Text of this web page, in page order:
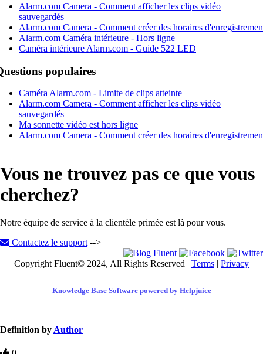
Alarm.com Camera - Comment afficher les clips vidéo
sauvegardés
Alarm.com Camera - Comment créer des horaires
Alarm.com Caméra intérieure - Hors ligne
Caméra intérieure Alarm.com - Guide 522 LED
populaires
Caméra Alarm.com - Limite de clips atteinte
Alarm.com Camera - Comment afficher les clips vidéo
sauvegardés
Ma sonnette vidéo est hors ligne
Alarm.com Camera - Comment créer des horaires
Vous ne trouvez pas ce que vous
cherchez?
Notre équipe de service à la clientèle primée est là pour vous.
Contactez le support -->
Copyright Fluent© 2024, All Rights Reserved | Terms | Privacy
Knowledge Base Software powered by Helpjuice
Definition byAuthor